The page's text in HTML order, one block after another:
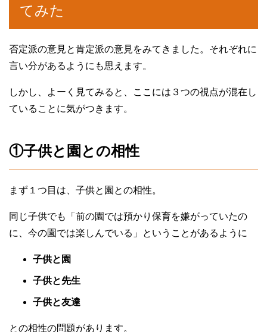
てみた
否定派の意見と肯定派の意見をみてきました。それぞれに
言い分があるようにも思えます。
しかし、よーく見てみると、ここには３つの視点が混在し
ていることに気がつきます。
①子供と園との相性
まず１つ目は、子供と園との相性。
同じ子供でも「前の園では預かり保育を嫌がっていたの
に、今の園では楽しんでいる」ということがあるように
子供と園
子供と先生
子供と友達
との相性の問題があります。